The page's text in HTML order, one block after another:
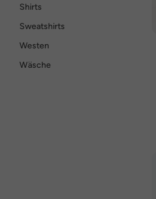
Shirts
Sweatshirts
Westen
Wäsche